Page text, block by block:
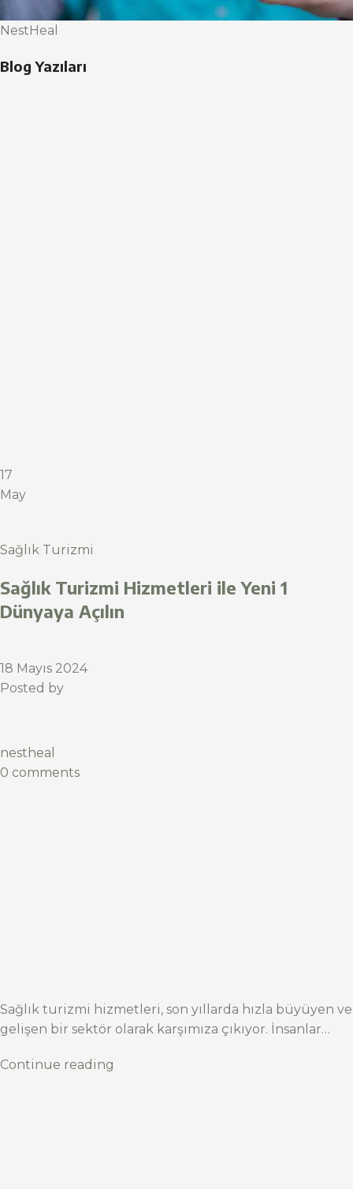
NestHeal
Blog Yazıları
17
May
Sağlık Turizmi
Sağlık Turizmi Hizmetleri ile Yeni 1
Dünyaya Açılın
18 Mayıs 2024
Posted by
nestheal
0 comments
Sağlık turizmi hizmetleri, son yıllarda hızla büyüyen ve
gelişen bir sektör olarak karşımıza çıkıyor. İnsanlar…
Continue reading